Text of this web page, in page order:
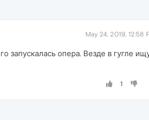
May 24, 2019, 12:58
запускалась опера. Везде в гугле
1